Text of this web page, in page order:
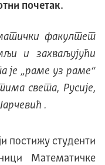
почетак.
факултет
и захваљујући
је „раме уз раме“
света, Русије,
.
постижу студенти
Математичке